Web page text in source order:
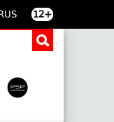
RUS 12+